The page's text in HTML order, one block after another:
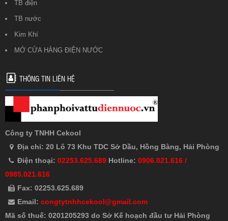
TB điện
TB nước
Kim Khí
MỞ CỬA HÀNG ĐIỆN NƯỚC
THÔNG TIN LIÊN HỆ
Công ty TNHH Cekool
Địa chỉ: 20 Lô 73 Khu TDC Sở Dầu, Hồng Bàng, Hải Phòng
Điện thoại: 02253.625.689 Hotline: 0906.021.616 /
0985.021.616
Fax: 02253.625.689
Email: congtytnhhcekool@gmail.com
Mã số thuế: 0201205293 do Sở Kế hoạch đầu tư Hải Phòng